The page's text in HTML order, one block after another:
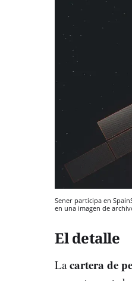
Sener participa en
en una imagen de
El detalle
Lacartera de